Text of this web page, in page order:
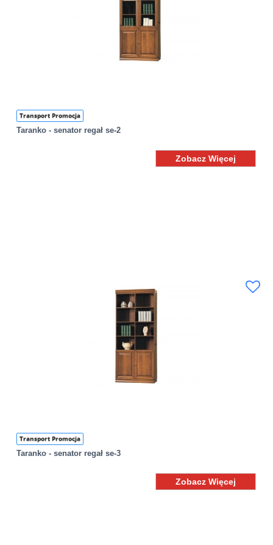
Transport Promocja
Taranko - senator regał se-2
Zobacz Więcej
Transport Promocja
Taranko - senator regał se-3
Zobacz Więcej